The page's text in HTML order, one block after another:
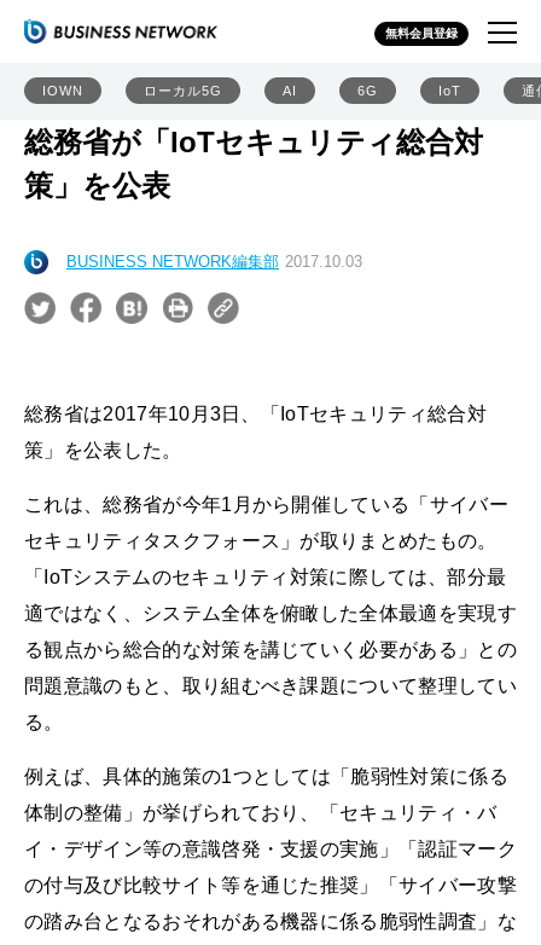
無料会員登録
IOWN ローカル5G AI 6G IoT 通
総務省が「IoTセキュリティ総合対
策」を公表
BUSINESS NETWORK編集部 2017.10.03
総務省は2017年10月3日、「IoTセキュリティ総合対
策」を公表した。
これは、総務省が今年1月から開催している「サイバー
セキュリティタスクフォース」が取りまとめたもの。
「IoTシステムのセキュリティ対策に際しては、部分最
適ではなく、システム全体を俯瞰した全体最適を実現す
る観点から総合的な対策を講じていく必要がある」との
問題意識のもと、取り組むべき課題について整理してい
る。
例えば、具体的施策の1つとしては「脆弱性対策に係る
体制の整備」が挙げられており、「セキュリティ・バ
イ・デザイン等の意識啓発・支援の実施」「認証マーク
の付与及び比較サイト等を通じた推奨」「サイバー攻撃
の踏み台となるおそれがある機器に係る脆弱性調査」な